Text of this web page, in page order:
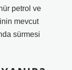
petrol ve
mevcut
sürmesi